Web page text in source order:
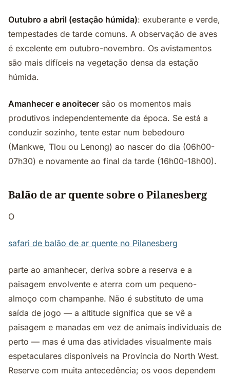
Outubro a abril (estação húmida): exuberante e verde,
tempestades de tarde comuns. A observação de aves
é excelente em outubro-novembro. Os avistamentos
são mais difíceis na vegetação densa da estação
húmida.
Amanhecer e anoitecer são os momentos mais
produtivos independentemente da época. Se está a
conduzir sozinho, tente estar num bebedouro
(Mankwe, Tlou ou Lenong) ao nascer do dia (06h00-
07h30) e novamente ao final da tarde (16h00-18h00).
Balão de ar quente sobre o Pilanesberg
O
safari de balão de ar quente no Pilanesberg
parte ao amanhecer, deriva sobre a reserva e a
paisagem envolvente e aterra com um pequeno-
almoço com champanhe. Não é substituto de uma
saída de jogo — a altitude significa que se vê a
paisagem e manadas em vez de animais individuais de
perto — mas é uma das atividades visualmente mais
espetaculares disponíveis na Província do North West.
Reserve com muita antecedência; os voos dependem